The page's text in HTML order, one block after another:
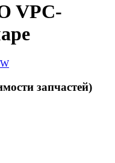
VPC-
запчастей)